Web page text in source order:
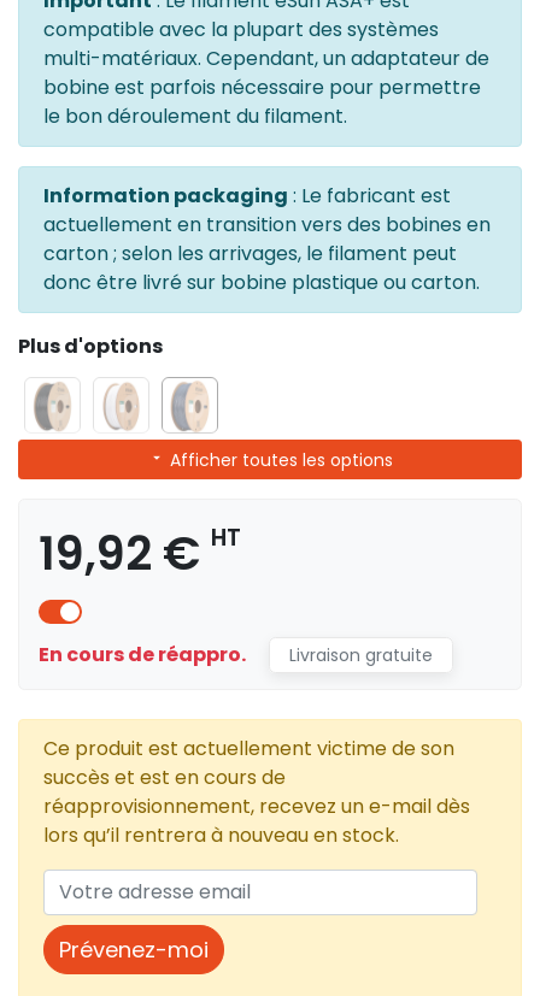
compatible avec la plupart des systèmes
multi-matériaux. Cependant, un adaptateur de
bobine est parfois nécessaire pour permettre
le bon déroulement du filament.
Information packaging : Le fabricant est
actuellement en transition vers des bobines en
carton ; selon les arrivages, le filament peut
donc être livré sur bobine plastique ou carton.
Plus d'options
Afficher toutes les options
19,92 € HT
En cours de réappro. Livraison gratuite
Ce produit est actuellement victime de son
succès et est en cours de
réapprovisionnement, recevez un e-mail dès
lors qu’il rentrera à nouveau en stock.
Prévenez-moi